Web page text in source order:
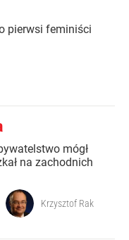
pierwsi feminiści
mógł
na zachodnich
Krzysztof Rak